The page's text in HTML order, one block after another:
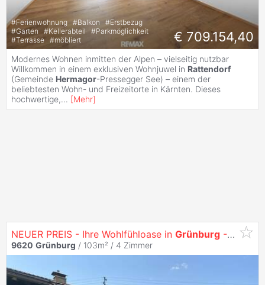
#Ferienwohnung #Balkon #Erstbezug
#Garten #Kellerabteil #Parkmöglichkeit
#Terrasse #möbliert € 709.154,40
Modernes Wohnen inmitten der Alpen – vielseitig nutzbar
Willkommen in einem exklusiven Wohnjuwel in Rattendorf
(Gemeinde Hermagor-Pressegger See) – einem der
beliebtesten Wohn- und Freizeitorte in Kärnten. Dieses
hochwertige,... [Mehr]
NEUER PREIS - Ihre Wohlfühloase in Grünburg - 4 Zimmer mit 241m² Eigengarten!
9620 Grünburg / 103m² / 4 Zimmer